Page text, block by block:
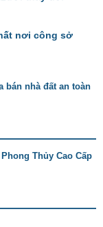
nơi công sở